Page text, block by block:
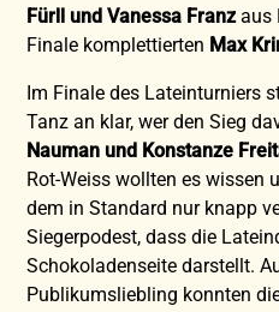
Fürll und Vanessa Franzaus
Finale komplettierten Max
Im Finale des Lateinturniers
Tanz an klar, wer den Sieg
Nauman und Konstanze
Rot-Weiss wollten es wissen
dem in Standard nur knapp
Siegerpodest, dass die
Schokoladenseite darstellt.
Publikumsliebling konnten